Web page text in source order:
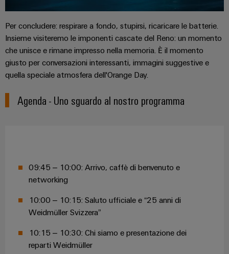
Configuratore
semplice,
Per concludere: respirare a fondo, stupirsi, ricaricare le batterie.
Insieme visiteremo le imponenti cascate del Reno: un momento
che unisce e rimane impresso nella memoria. È il momento
giusto per conversazioni interessanti, immagini suggestive e
quella speciale atmosfera dell'Orange Day.
Agenda - Uno sguardo al nostro programma
09:45 – 10:00: Arrivo, caffè di benvenuto e
networking
10:00 – 10:15: Saluto ufficiale e “25 anni di
Weidmüller Svizzera”
10:15 – 10:30: Chi siamo e presentazione dei
reparti Weidmüller